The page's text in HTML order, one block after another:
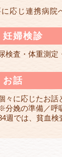
応じ連携病院
妊婦検診
検査・体重測
お話
々に応じたお話
分娩の準備／呼
週では、貧血検